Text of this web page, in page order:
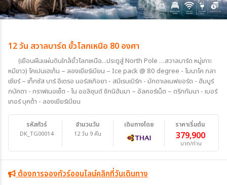
12 วัน สวาลบาร์ด ขั้วโลกเหนือ 80 องศา
(เยือนผืนแผ่นดินใกล้ขั้วโลกเหนือ...ประตูสู่ North Pole …สวาลบาร์ด หมู่เกาะ
หมีขาว) โคเปนเฮเก้น – ลองเยียร์เบียน – Ice pack @ 80 degree - โมนาโค กลา
เซียร์ – เท็กซัส บาร์ อีเตรอ นอร์สเกิอยา - สมีเรนเบิร์ก - มักดาเลเนฟยอร์ด - ฮัมบูร์
กบัคตา - กราฟเนอเซ็ต - ไน ออลิซุนด์ ซิกนิฮัมมา – อัลคอร์เน็ต – ตริกกัมนา - เบอร์
เกอร์ บุคต้า - ลองเยียร์เบียน
รหัสทัวร์
DK_TG00014
จำนวนวัน
12 วัน 9 คืน
ราคาเริ่มต้น
379,900
บาท/ท่าน
เดินทางโดย
ต้องการจองทัวร์ออนไลน์คลิกที่วันเดินทาง